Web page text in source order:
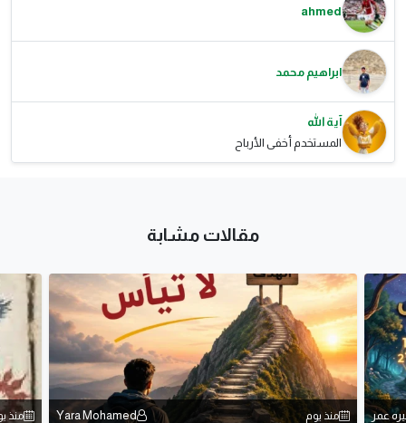
ahmed
ابراهيم محمد
آية الله
المستخدم أخفى الأرباح
مقالات مشابة
عمر منذ يوم Yara Mohamed منذ